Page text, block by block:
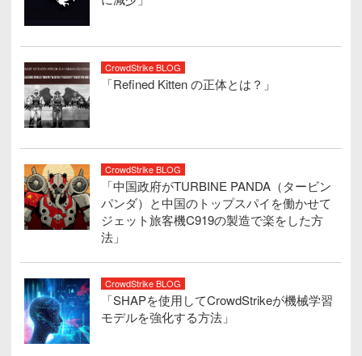
CrowdStrike BLOG
「Refined Kitten の正体とは？」
CrowdStrike BLOG
「中国政府がTURBINE PANDA（タービン
パンダ）と中国のトップスパイを働かせて
ジェット旅客機C919の製造で楽をした方
法」
CrowdStrike BLOG
「SHAPを使用してCrowdStrikeが機械学習
モデルを強化する方法」